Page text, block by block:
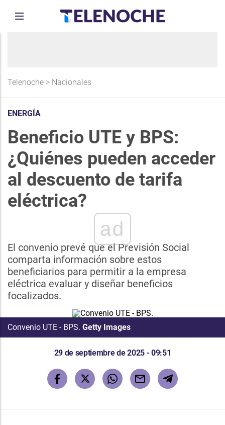
Telenoche > Nacionales
ENERGÍA
Beneficio UTE y BPS:
¿Quiénes pueden acceder
al descuento de tarifa
eléctrica?
ad
El convenio prevé que el Previsión Social
comparta información sobre estos
beneficiarios para permitir a la empresa
eléctrica evaluar y diseñar beneficios
focalizados.
Convenio UTE - BPS. Getty Images
29 de septiembre de 2025 - 09:51